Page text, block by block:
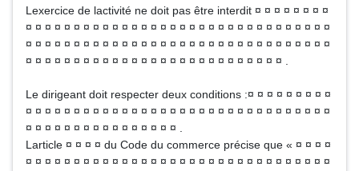
Lexercice de lactivité ne doit pas être interdit ¤ ¤ ¤ ¤ ¤ ¤ ¤ ¤
¤ ¤ ¤ ¤ ¤ ¤ ¤ ¤ ¤ ¤ ¤ ¤ ¤ ¤ ¤ ¤ ¤ ¤ ¤ ¤ ¤ ¤ ¤ ¤ ¤ ¤ ¤ ¤ ¤ ¤ ¤ ¤
¤ ¤ ¤ ¤ ¤ ¤ ¤ ¤ ¤ ¤ ¤ ¤ ¤ ¤ ¤ ¤ ¤ ¤ ¤ ¤ ¤ ¤ ¤ ¤ ¤ ¤ ¤ ¤ ¤ ¤ ¤ ¤
¤ ¤ ¤ ¤ ¤ ¤ ¤ ¤ ¤ ¤ ¤ ¤ ¤ ¤ ¤ ¤ ¤ ¤ ¤ ¤ ¤ ¤ ¤ ¤ ¤ ¤ ¤ .
Le dirigeant doit respecter deux conditions :¤ ¤ ¤ ¤ ¤ ¤ ¤ ¤ ¤
¤ ¤ ¤ ¤ ¤ ¤ ¤ ¤ ¤ ¤ ¤ ¤ ¤ ¤ ¤ ¤ ¤ ¤ ¤ ¤ ¤ ¤ ¤ ¤ ¤ ¤ ¤ ¤ ¤ ¤ ¤ ¤
¤ ¤ ¤ ¤ ¤ ¤ ¤ ¤ ¤ ¤ ¤ ¤ ¤ ¤ ¤ ¤ .
Larticle ¤ ¤ ¤ ¤ du Code du commerce précise que « ¤ ¤ ¤ ¤
¤ ¤ ¤ ¤ ¤ ¤ ¤ ¤ ¤ ¤ ¤ ¤ ¤ ¤ ¤ ¤ ¤ ¤ ¤ ¤ ¤ ¤ ¤ ¤ ¤ ¤ ¤ ¤ ¤ ¤ ¤ ¤